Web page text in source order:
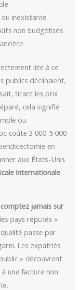
inexistante
non budgétisés
liée à ce
publics déclinaient,
tirant les prix
cela signifie
ou
coûte 3 000-5 000
en
aux États-Unis
internationale
jamais sur
pays réputés «
passe par
Les expatriés
» découvrent
une facture non